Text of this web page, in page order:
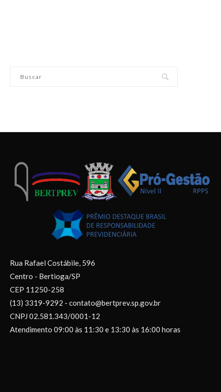
Rua Rafael Costábile, 596
Centro - Bertioga/SP
CEP 11250-258
(13) 3319-9292 - contato@bertprev.sp.gov.br
CNPJ 02.581.343/0001-12
Atendimento 09:00 às 11:30 e 13:30 às 16:00 horas